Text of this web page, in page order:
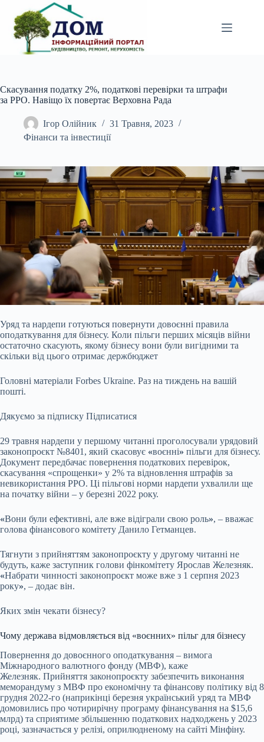
вмісту
Скасування податку 2%, податкові перевірки та штрафи
за РРО. Навіщо їх повертає Верховна Рада
Ігор Олійник
31 Травня, 2023
Фінанси та інвестиції
Уряд та нардепи готуються повернути довоєнні правила
оподаткування для бізнесу. Коли пільги перших місяців війни
остаточно скасують, якому бізнесу вони були вигідними та
скільки від цього отримає держбюджет
Головні матеріали Forbes Ukraine. Раз на тиждень на вашій
пошті.
Дякуємо за підписку Підписатися
29 травня нардепи у першому читанні проголосували урядовий
законопроєкт №8401, який скасовує «воєнні» пільги для бізнесу.
Документ передбачає повернення податкових перевірок,
скасування «спрощенки» у 2% та відновлення штрафів за
невикористання РРО. Ці пільгові норми нардепи ухвалили ще
на початку війни – у березні 2022 року.
«Вони були ефективні, але вже відіграли свою роль», – вважає
голова фінансового комітету Данило Гетманцев.
Тягнути з прийняттям законопроєкту у другому читанні не
будуть, каже заступник голови фінкомітету Ярослав Железняк.
«Набрати чинності законопроєкт може вже з 1 серпня 2023
року», – додає він.
Яких змін чекати бізнесу?
Чому держава відмовляється від «воєнних» пільг для бізнесу
Повернення до довоєнного оподаткування – вимога
Міжнародного валютного фонду (МВФ), каже
Железняк. Прийняття законопроєкту забезпечить виконання
меморандуму з МВФ про економічну та фінансову політику від 8
грудня 2022-го (наприкінці березня український уряд та МВФ
домовились про чотирирічну програму фінансування на $15,6
млрд) та сприятиме збільшенню податкових надходжень у 2023
році, зазначається у релізі, оприлюдненому на сайті Мінфіну.